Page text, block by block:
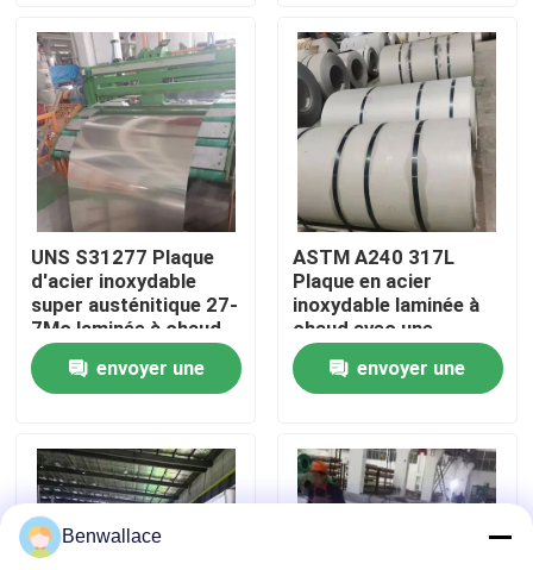
Vidéos
À propos de nous
visite de l'usine
Contrôle de la qualité
Nous contacter
Les affaires
Demandez un devis
UNS S31277 Plaque
d'acier inoxydable
super austénitique 27-
7Mo laminée à chaud
résistante à la
corrosion ASTM A240
envoyer une
ASTM A240 317L
Plaque en acier
inoxydable laminée à
chaud avec une
surface n°1 et une
épaisseur de 3,0 à
16,0 mm
envoyer une
Benwallace